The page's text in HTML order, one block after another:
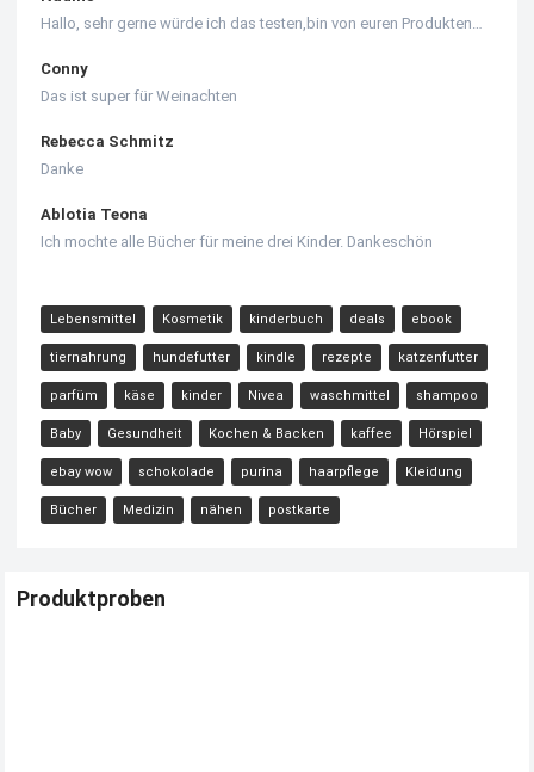
Hallo, sehr gerne würde ich das testen,bin von euren Produkten…
Conny
Das ist super für Weinachten
Rebecca Schmitz
Danke
Ablotia Teona
Ich mochte alle Bücher für meine drei Kinder. Dankeschön
Lebensmittel Kosmetik kinderbuch deals ebook
tiernahrung hundefutter kindle rezepte katzenfutter
parfüm käse kinder Nivea waschmittel shampoo
Baby Gesundheit Kochen & Backen kaffee Hörspiel
ebay wow schokolade purina haarpflege Kleidung
Bücher Medizin nähen postkarte
Produktproben